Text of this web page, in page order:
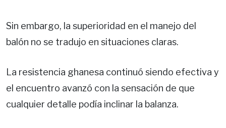
Sin embargo, la superioridad en el manejo del
balón no se tradujo en situaciones claras.
La resistencia ghanesa continuó siendo efectiva y
el encuentro avanzó con la sensación de que
cualquier detalle podía inclinar la balanza.